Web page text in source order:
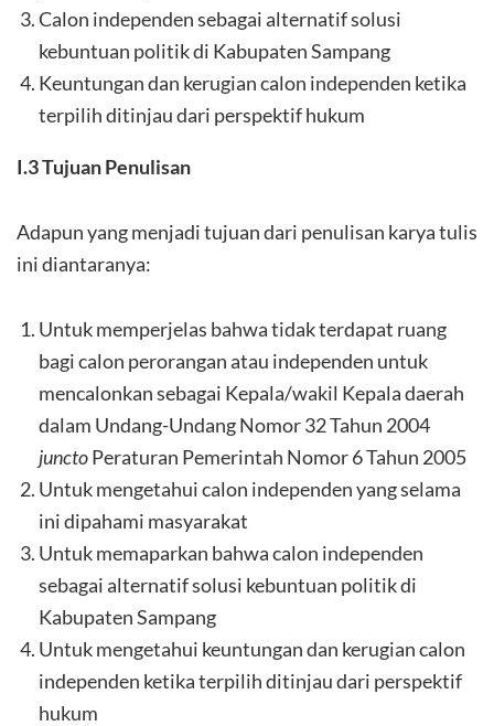
Calon independen sebagai alternatif solusi
kebuntuan politik di Kabupaten Sampang
Keuntungan dan kerugian calon independen ketika
terpilih ditinjau dari perspektif hukum
I.3 Tujuan Penulisan
Adapun yang menjadi tujuan dari penulisan karya tulis
ini diantaranya:
Untuk memperjelas bahwa tidak terdapat ruang
bagi calon perorangan atau independen untuk
mencalonkan sebagai Kepala/wakil Kepala daerah
dalam Undang-Undang Nomor 32 Tahun 2004
junctoPeraturan Pemerintah Nomor 6 Tahun 2005
Untuk mengetahui calon independen yang selama
ini dipahami masyarakat
Untuk memaparkan bahwa calon independen
sebagai alternatif solusi kebuntuan politik di
Kabupaten Sampang
Untuk mengetahui keuntungan dan kerugian calon
independen ketika terpilih ditinjau dari perspektif
hukum